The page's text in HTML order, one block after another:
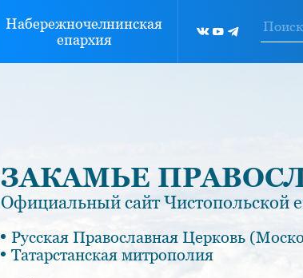
Набережночелнинская
епархия
ЗАКАМЬЕ
Официальный сайт Чистопольской
Русская Православная Церковь
Татарстанская митрополия